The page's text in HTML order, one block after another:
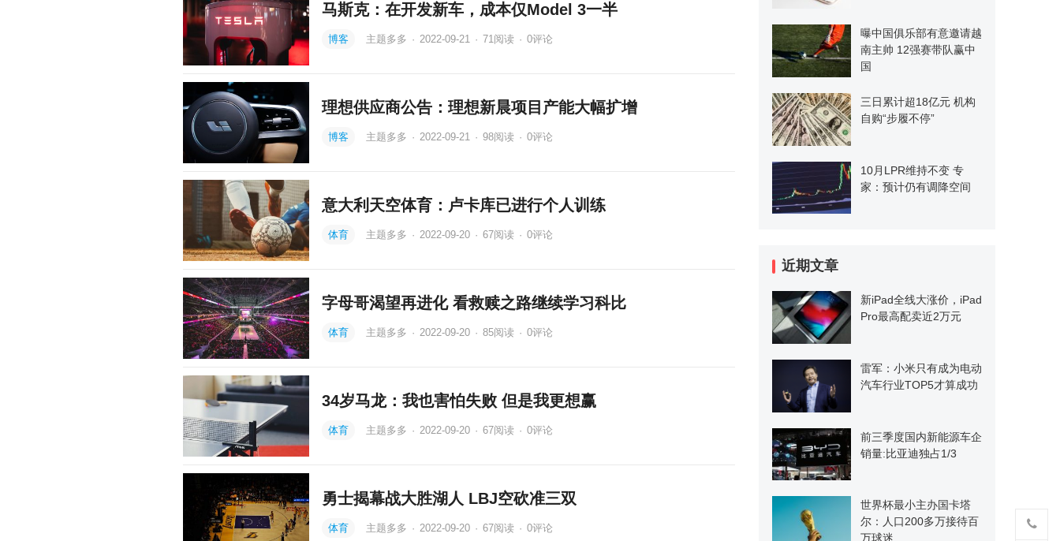
马斯克：在开发新车，成本仅Model 3一半
博客 主题多多 · 2022-09-21 · 71阅读 · 0评论
理想供应商公告：理想新晨项目产能大幅扩增
博客 主题多多 · 2022-09-21 · 98阅读 · 0评论
意大利天空体育：卢卡库已进行个人训练
体育 主题多多 · 2022-09-20 · 67阅读 · 0评论
字母哥渴望再进化 看救赎之路继续学习科比
体育 主题多多 · 2022-09-20 · 85阅读 · 0评论
34岁马龙：我也害怕失败 但是我更想赢
体育 主题多多 · 2022-09-20 · 67阅读 · 0评论
勇士揭幕战大胜湖人 LBJ空砍准三双
体育 主题多多 · 2022-09-20 · 67阅读 · 0评论
曝中国俱乐部有意邀请越
南主帅 12强赛带队赢中
国
三日累计超18亿元 机构
自购“步履不停”
10月LPR维持不变 专
家：预计仍有调降空间
近期文章
新iPad全线大涨价，iPad
Pro最高配卖近2万元
雷军：小米只有成为电动
汽车行业TOP5才算成功
前三季度国内新能源车企
销量:比亚迪独占1/3
世界杯最小主办国卡塔
尔：人口200多万接待百
万球迷